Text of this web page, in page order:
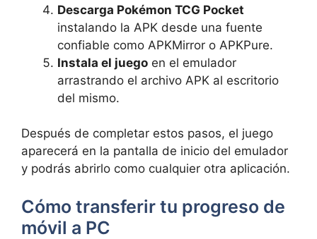
Descarga Pokémon TCG Pocket
instalando la APK desde una fuente
confiable como APKMirror o APKPure.
Instala el juego en el emulador
arrastrando el archivo APK al escritorio
del mismo.
Después de completar estos pasos, el juego
aparecerá en la pantalla de inicio del emulador
y podrás abrirlo como cualquier otra aplicación.
Cómo transferir tu progreso de
móvil a PC